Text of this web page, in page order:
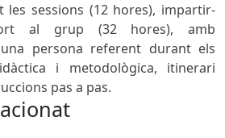
les sessions (12 hores), impartir-
al grup (32 hores), amb
persona referent durant els
i metodològica, itinerari
pas a pas.